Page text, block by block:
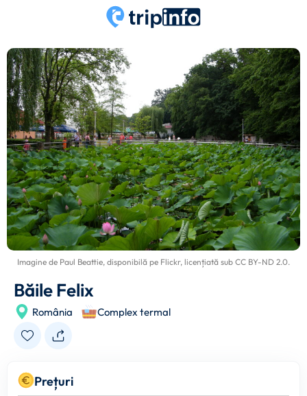
Imagine de Paul Beattie, disponibilă pe Flickr, licențiată sub CC BY-ND 2.0.
Băile Felix
România Complex termal
Prețuri